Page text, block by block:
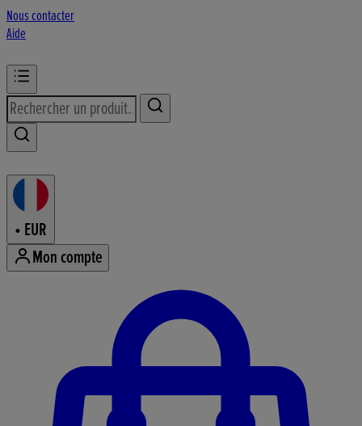
Nous contacter
Aide
• EUR
Mon compte